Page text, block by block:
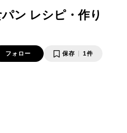
ン レシピ・作り
フォロー 保存 1件